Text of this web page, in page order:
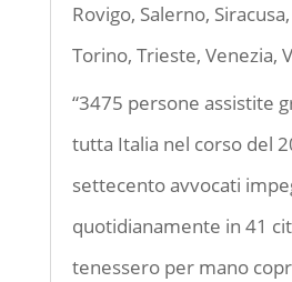
Rovigo, Salerno, Siracusa,
Torino, Trieste, Venezia,
“3475 persone assistite
tutta Italia nel corso del
settecento avvocati
quotidianamente in 41
tenessero per mano